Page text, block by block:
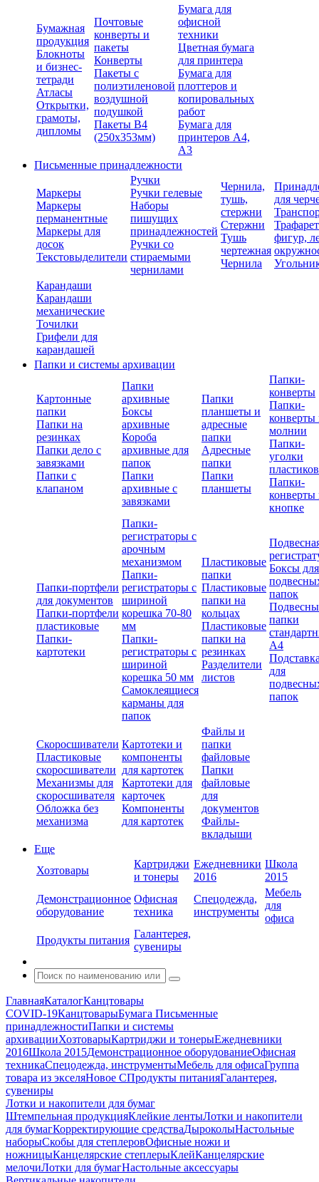
Бумажная
продукция
Блокноты
и бизнес-
тетради
Атласы
Открытки,
грамоты,
дипломы
Почтовые
конверты и
пакеты
Конверты
Пакеты с
полиэтиленовой
воздушной
подушкой
Пакеты В4
(250х353мм)
Бумага для
офисной
техники
Цветная бумага
для принтера
Бумага для
плоттеров и
копировальных
работ
Бумага для
принтеров А4,
А3
Письменные принадлежности
Маркеры
Маркеры
перманентные
Маркеры для
досок
Текстовыделители
Ручки
Ручки гелевые
Наборы
пишущих
принадлежностей
Ручки со
стираемыми
чернилами
Чернила,
тушь,
стержни
Стержни
Тушь
чертежная
Чернила
для
фигур,
Карандаши
Карандаши
механические
Точилки
Грифели для
карандашей
Папки и системы архивации
Картонные
папки
Папки на
резинках
Папки дело с
завязками
Папки с
клапаном
Папки
архивные
Боксы
архивные
Короба
архивные для
папок
Папки
архивные с
завязками
Папки
планшеты и
адресные
папки
Адресные
папки
Папки
планшеты
Папки-
конверты
Папки-
конверты
молнии
Папки-
уголки
Папки-
конверты
кнопке
Папки-портфели
для документов
Папки-портфели
пластиковые
Папки-
картотеки
Папки-
регистраторы с
арочным
механизмом
Папки-
регистраторы с
шириной
корешка 70-80
мм
Папки-
регистраторы с
шириной
корешка 50 мм
Самоклеящиеся
карманы для
папок
Пластиковые
папки
Пластиковые
папки на
кольцах
Пластиковые
папки на
резинках
Разделители
листов
Боксы для
папок
папки
А4
для
папок
Скоросшиватели
Пластиковые
скоросшиватели
Механизмы для
скоросшивателя
Обложка без
механизма
Картотеки и
компоненты
для картотек
Картотеки для
карточек
Компоненты
для картотек
Файлы и
папки
файловые
Папки
файловые
для
документов
Файлы-
вкладыши
Еще
Хозтовары
Картриджи
и тонеры
Ежедневники
2016
Школа
2015
Демонстрационное
оборудование
Офисная
техника
Спецодежда,
инструменты
Мебель
для
офиса
Продукты питания
Галантерея,
сувениры
ГлавнаяКаталогКанцтовары
COVID-19КанцтоварыБумага Письменные
принадлежностиПапки и системы
архивацииХозтоварыКартриджи и тонерыЕжедневники
2016Школа 2015Демонстрационное оборудованиеОфисная
техникаСпецодежда, инструментыМебель для офисаГруппа
товара из экселяНовое СПродукты питанияГалантерея,
сувениры
Лотки и накопители для бумаг
Штемпельная продукцияКлейкие лентыЛотки и накопители
для бумагКорректирующие средстваДыроколыНастольные
наборыСкобы для степлеровОфисные ножи и
ножницыКанцелярские степлерыКлейКанцелярские
мелочиЛотки для бумагНастольные аксессуары